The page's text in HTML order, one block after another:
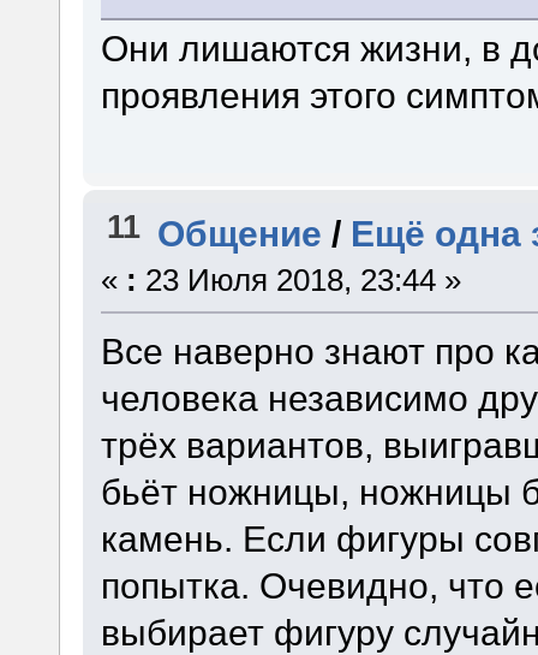
Они лишаются жизни, в
проявления этого
11 Общение / Ещё одна
« : 23 Июля 2018, 23:44 »
Все наверно знают про
человека независимо
трёх вариантов,
бьёт ножницы, ножницы
камень. Если фигуры
попытка. Очевидно, что
выбирает фигуру